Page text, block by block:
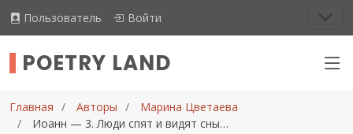
Пользователь Войти
POETRY LAND
Главная Авторы
Марина Цветаева
Иоанн — 3. Люди спят и видят сны…